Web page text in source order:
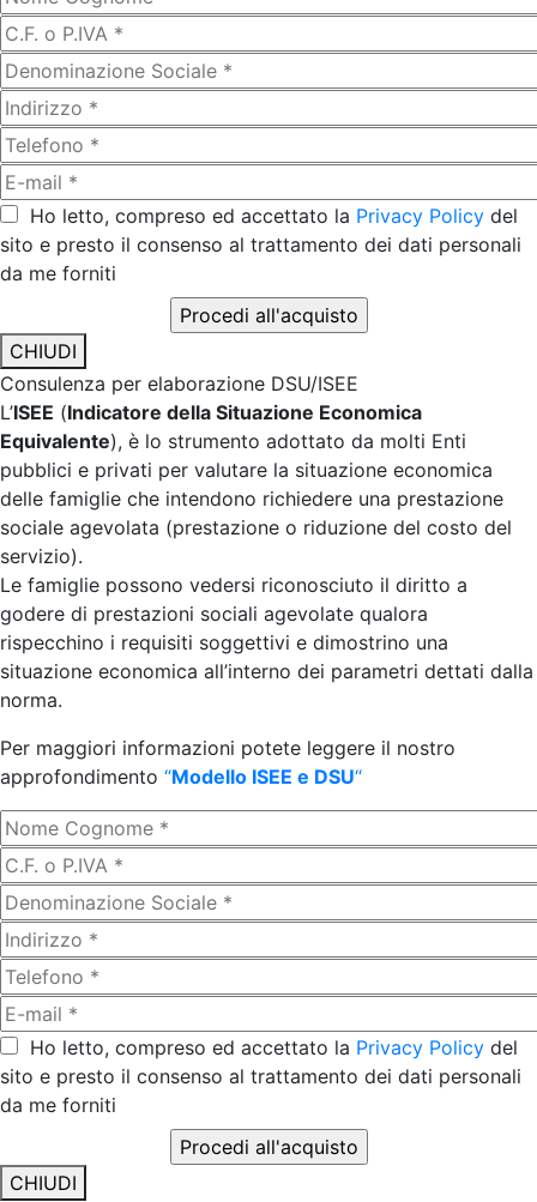
Ho letto, compreso ed accettato la Privacy Policy del
sito e presto il consenso al trattamento dei dati personali
da me forniti
CHIUDI
Consulenza per elaborazione DSU/ISEE
L’ISEE (Indicatore della Situazione Economica
Equivalente), è lo strumento adottato da molti Enti
pubblici e privati per valutare la situazione economica
delle famiglie che intendono richiedere una prestazione
sociale agevolata (prestazione o riduzione del costo del
servizio).
Le famiglie possono vedersi riconosciuto il diritto a
godere di prestazioni sociali agevolate qualora
rispecchino i requisiti soggettivi e dimostrino una
situazione economica all’interno dei parametri dettati dalla
norma.
Per maggiori informazioni potete leggere il nostro
approfondimento “Modello ISEE e DSU“
Ho letto, compreso ed accettato la Privacy Policy del
sito e presto il consenso al trattamento dei dati personali
da me forniti
CHIUDI